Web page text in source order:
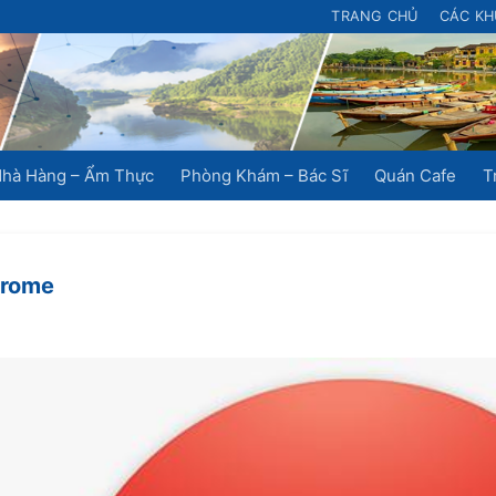
TRANG CHỦ CÁC
Hàng – Ẩm Thực Phòng Khám – Bác Sĩ Quán Cafe